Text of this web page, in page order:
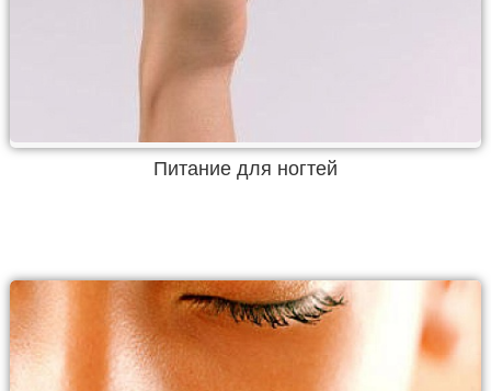
Питание для ногтей